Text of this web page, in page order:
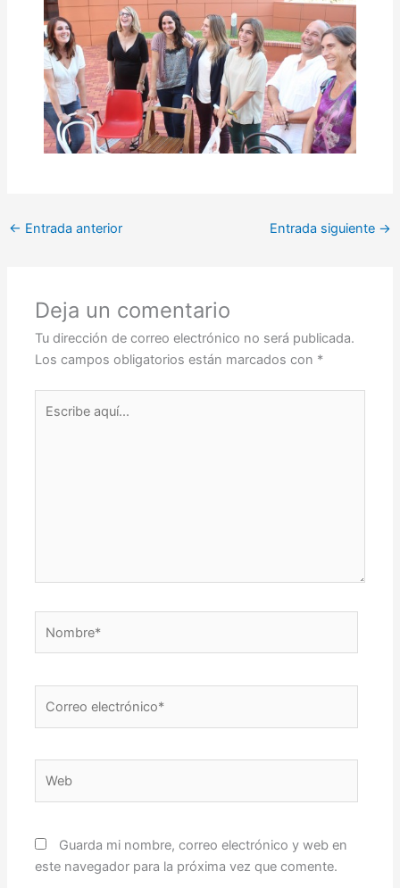
← Entrada anterior Entrada siguiente →
Deja un comentario
Tu dirección de correo electrónico no será publicada.
Los campos obligatorios están marcados con *
aquí...
electrónico*
Guarda mi nombre, correo electrónico y web en
este navegador para la próxima vez que comente.